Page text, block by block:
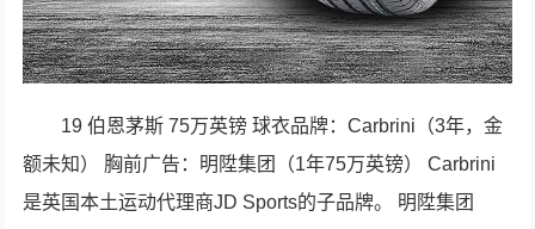
19 伯恩茅斯 75万英镑 球衣品牌：Carbrini（3年，金
额未知） 胸前广告：明陞集团（1年75万英镑） Carbrini
是英国本土运动代理商JD Sports的子品牌。 明陞集团